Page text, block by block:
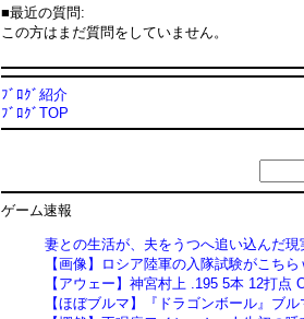
■最近の質問:
この方はまだ質問をしていません。
ﾌﾞﾛｸﾞ紹介
ﾌﾞﾛｸﾞTOP
ゲーム速報
妻との生活が、夫をうつへ追い込んだ現
【画像】ロシア陸軍の入隊試験がこちら
【アウェー】神宮村上 .195 5本 12打点
【ほぼブルマ】『ドラゴンボール』ブ